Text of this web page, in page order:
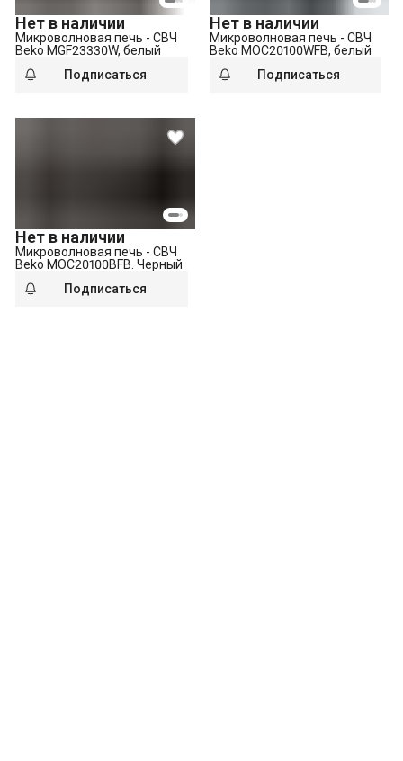
Нет в наличии
Микроволновая печь - СВЧ
Beko MGF23330W, белый
Подписаться
Нет в наличии
Микроволновая печь - СВЧ
Beko MOC20100WFB, белый
Подписаться
Нет в наличии
Микроволновая печь - СВЧ
Beko MOC20100BFB. Черный
Подписаться